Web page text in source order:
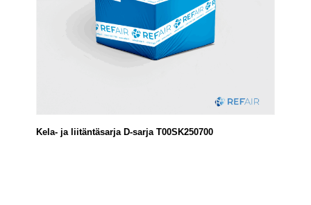
Kela- ja liitäntäsarja D-sarja T00SK250700